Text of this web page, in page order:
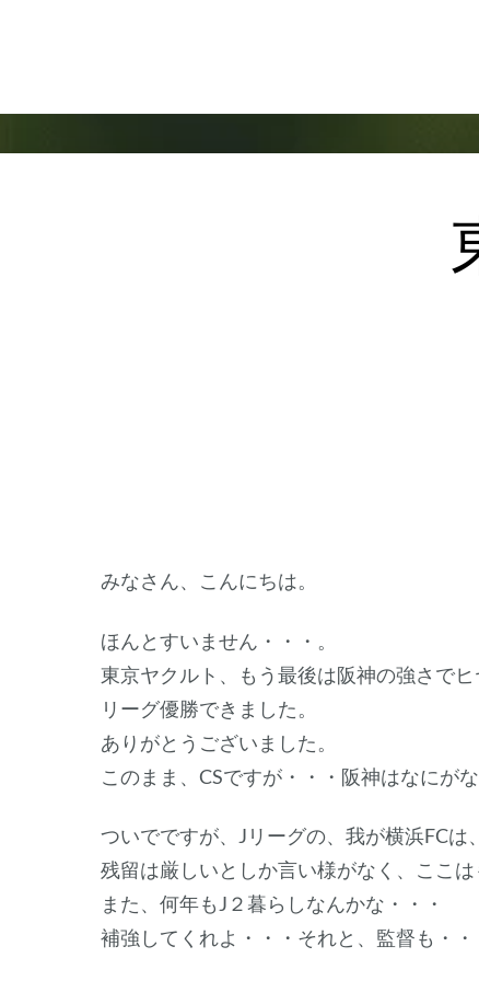
みなさん、こんにちは。
ほんとすいません・・・。
東京ヤクルト、もう最後は阪神の強さでヒ
リーグ優勝できました。
ありがとうございました。
このまま、CSですが・・・阪神はなにが
ついでですが、Jリーグの、我が横浜FCは
残留は厳しいとしか言い様がなく、ここ
また、何年もJ２暮らしなんかな・・・
補強してくれよ・・・それと、監督も・・